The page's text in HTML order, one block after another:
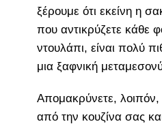
ξέρουμε ότι εκείνη η
που αντικρύζετε κάθε
ντουλάπι, είναι πολύ
μια ξαφνική
Απομακρύνετε, λοιπόν,
από την κουζίνα σας